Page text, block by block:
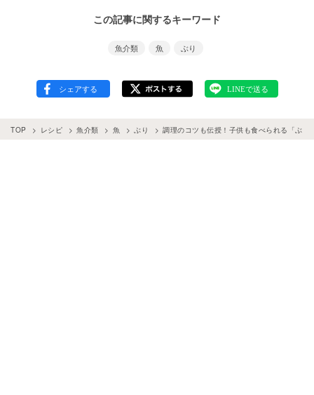
この記事に関するキーワード
魚介類 魚 ぶり
TOP レシピ 魚介類 魚 ぶり 調理のコツも伝授！子供も食べられる「ぶり